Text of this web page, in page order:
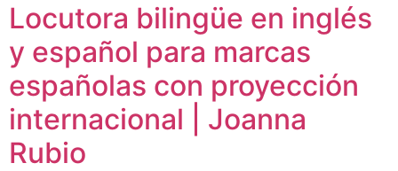
Locutora bilingüe en inglés
y español para marcas
españolas con proyección
internacional | Joanna
Rubio